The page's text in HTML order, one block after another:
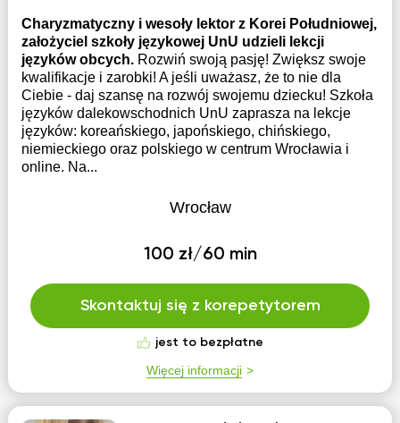
Charyzmatyczny i wesoły lektor z Korei Południowej,
założyciel szkoły językowej UnU udzieli lekcji
języków obcych. Rozwiń swoją pasję! Zwiększ swoje
kwalifikacje i zarobki! A jeśli uważasz, że to nie dla
Ciebie - daj szansę na rozwój swojemu dziecku! Szkoła
języków dalekowschodnich UnU zaprasza na lekcje
języków: koreańskiego, japońskiego, chińskiego,
niemieckiego oraz polskiego w centrum Wrocławia i
online. Na...
Wrocław
100 zł/60 min
Skontaktuj się z korepetytorem
jest to bezpłatne
Więcej informacji